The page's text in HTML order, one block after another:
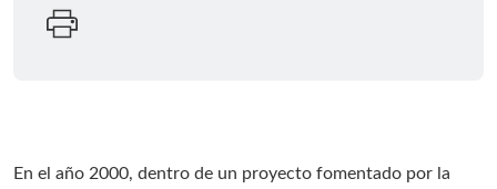
En el año 2000, dentro de un proyecto fomentado por la